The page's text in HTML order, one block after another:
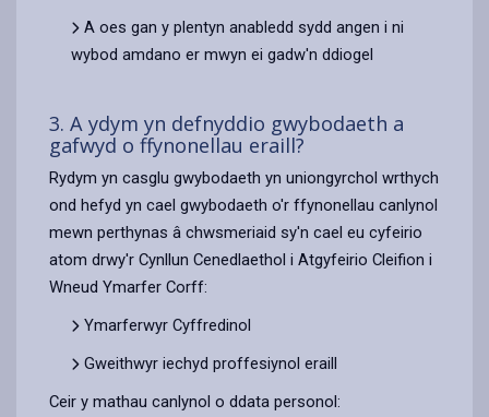
A oes gan y plentyn anabledd sydd angen i ni
wybod amdano er mwyn ei gadw'n ddiogel
3. A ydym yn defnyddio gwybodaeth a
gafwyd o ffynonellau eraill?
Rydym yn casglu gwybodaeth yn uniongyrchol wrthych
ond hefyd yn cael gwybodaeth o'r ffynonellau canlynol
mewn perthynas â chwsmeriaid sy'n cael eu cyfeirio
atom drwy'r Cynllun Cenedlaethol i Atgyfeirio Cleifion i
Wneud Ymarfer Corff:
Ymarferwyr Cyffredinol
Gweithwyr iechyd proffesiynol eraill
Ceir y mathau canlynol o ddata personol: